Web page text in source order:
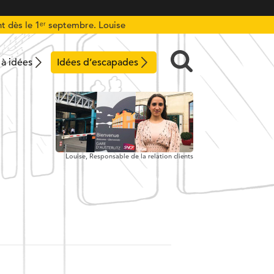
le 1ᵉʳ septembre. Louise
idées Idées d’escapades
Louise, Responsable de la relation clients